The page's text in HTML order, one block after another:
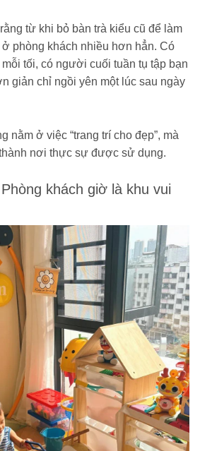
từ khi bỏ bàn trà kiểu cũ để làm
phòng khách nhiều hơn hẳn. Có
tối, có người cuối tuần tụ tập bạn
giản chỉ ngồi yên một lúc sau ngày
nằm ở việc “trang trí cho đẹp”, mà
nơi thực sự được sử dụng.
khách giờ là khu vui